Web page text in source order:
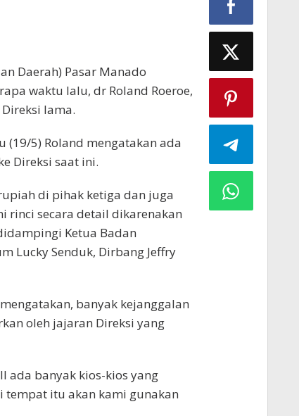
Daerah) Pasar Manado
waktu lalu, dr Roland Roeroe,
lama.
(19/5) Roland mengatakan ada
Direksi saat ini.
di pihak ketiga dan juga
rinci secara detail dikarenakan
Ketua Badan
Lucky Senduk, Dirbang Jeffry
banyak kejanggalan
oleh jajaran Direksi yang
ada banyak kios-kios yang
itu akan kami gunakan